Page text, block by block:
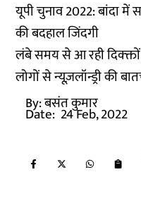
यूपी चुनाव 2022: बांदा में
की बदहाल जिंदगी
लंबे समय से आ रही
लोगों से न्यूज़लॉन्ड्री की
By:बसंत कुमार
Date: 24 Feb, 2022